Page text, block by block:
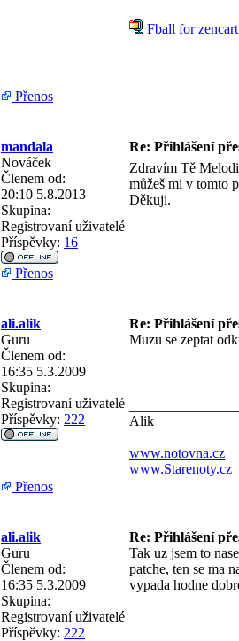
Fball for
Přenos
mandala
Re: Přihlášení
Nováček
Členem od:
20:10 5.8.2013
Skupina:
Registrovaní uživatelé
Příspěvky: 16
Zdravím Tě
můžeš mi v tomto
Děkuji.
Přenos
ali.alik
Re: Přihlášení
Guru
Členem od:
16:35 5.3.2009
Skupina:
Registrovaní uživatelé
Příspěvky: 222
Muzu se zeptat
Alik
www.notovna.cz
www.Starenoty.cz
Přenos
ali.alik
Re: Přihlášení
Guru
Členem od:
16:35 5.3.2009
Skupina:
Registrovaní uživatelé
Příspěvky: 222
Tak uz jsem to
patche, ten se ma
vypada hodne